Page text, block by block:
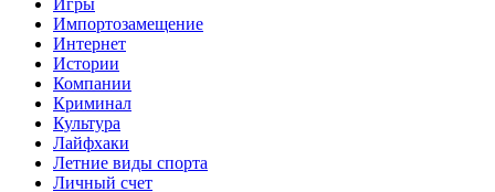
Импортозамещение
Интернет
Истории
Компании
Криминал
Культура
Лайфхаки
Летние виды спорта
Личный счет